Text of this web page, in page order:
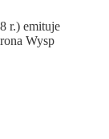
r.) emituje
Wysp